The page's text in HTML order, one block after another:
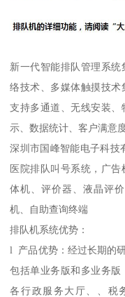
新一代智能排队管理系
络技术、多媒体触摸技术
支持多通道、无线安装
示、数据统计、客户满意
深圳市国峰智能电子科技
医院排队叫号系统，广
体机、评价器、液晶评
机、自助查询终端
排队机系统优势：
l 产品优势：经过长期的
包括单业务版和多业务版
各行政服务大厅、、税